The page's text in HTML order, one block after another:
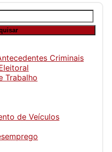
Criminais
Trabalho
de Veículos